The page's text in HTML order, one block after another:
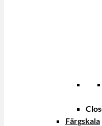
Färgskala